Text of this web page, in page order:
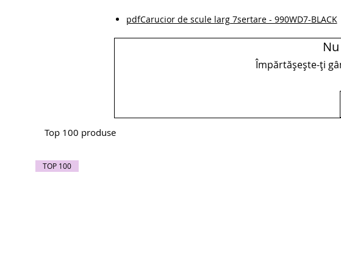
pdfCarucior de scule larg 7sertare - 990WD7-BLACK
Împărtășește-ți
Top 100 produse
TOP 100